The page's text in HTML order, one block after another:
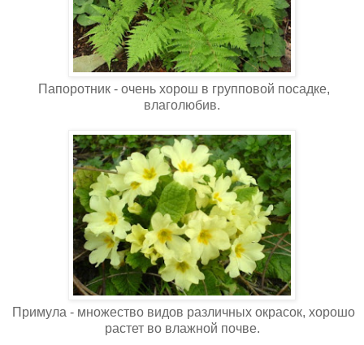
Папоротник - очень хорош в групповой посадке,
влаголюбив.
Примула - множество видов различных окрасок, хорошо
растет во влажной почве.